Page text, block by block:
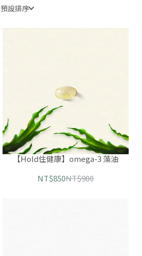
預設排序
【Hold住健康】omega-3 藻油
NT$850NT$900